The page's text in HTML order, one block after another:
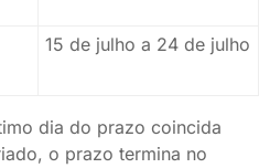
15 de julho a 24 de julho
dia do prazo coincida
o prazo termina no